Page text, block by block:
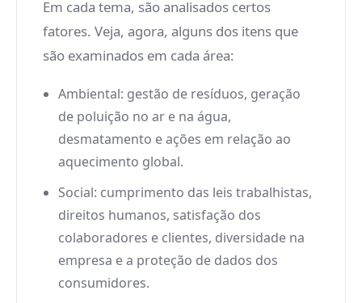
Em cada tema, são analisados certos
fatores. Veja, agora, alguns dos itens que
são examinados em cada área:
Ambiental: gestão de resíduos, geração
de poluição no ar e na água,
desmatamento e ações em relação ao
aquecimento global.
Social: cumprimento das leis trabalhistas,
direitos humanos, satisfação dos
colaboradores e clientes, diversidade na
empresa e a proteção de dados dos
consumidores.